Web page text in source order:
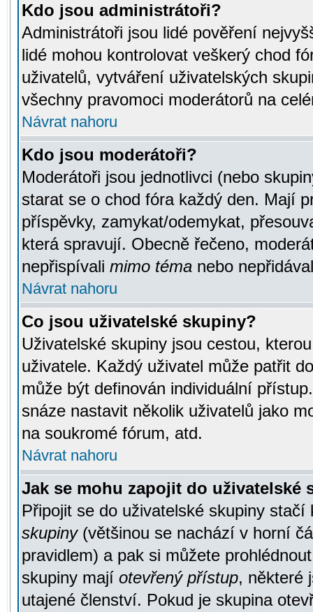
Kdo jsou administrátoři?
Administrátoři jsou lidé pověření
lidé mohou kontrolovat veškerý chod
uživatelů, vytváření uživatelských
všechny pravomoci moderátorů na
Návrat nahoru
Kdo jsou moderátoři?
Moderátoři jsou jednotlivci (nebo
starat se o chod fóra každý den. Mají
příspěvky, zamykat/odemykat,
která spravují. Obecně řečeno,
nepřispívali mimo téma nebo
Návrat nahoru
Co jsou uživatelské skupiny?
Uživatelské skupiny jsou cestou,
uživatele. Každý uživatel může patřit
může být definován individuální
snáze nastavit několik uživatelů jako
na soukromé fórum, atd.
Návrat nahoru
Jak se mohu zapojit do uživatelské
Připojit se do uživatelské skupiny
skupiny(většinou se nachází v horní
pravidlem) a pak si můžete
skupiny mají otevřený přístup, některé
utajené členství. Pokud je skupina